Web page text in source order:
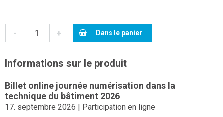
- + Dans le panier
Informations sur le produit
Billet online journée numérisation dans la
technique du bâtiment 2026
17. septembre 2026 | Participation en ligne